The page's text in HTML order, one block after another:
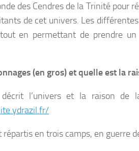
des Cendres de la Trinité pour
de cet univers. Les
en permettant de prendre
(en gros) et quelle est la
l’univers et la raison de
répartis en trois camps, en guerre